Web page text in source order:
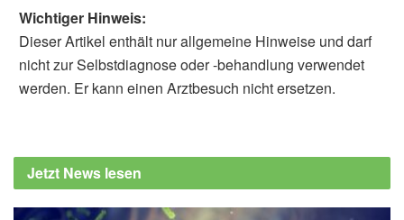
Wichtiger Hinweis:
Dieser Artikel enthält nur allgemeine Hinweise und darf
nicht zur Selbstdiagnose oder -behandlung verwendet
werden. Er kann einen Arztbesuch nicht ersetzen.
Jetzt News lesen